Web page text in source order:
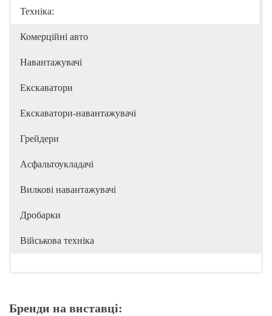
Техніка:
Комерційні авто
Навантажувачі
Екскаватори
Екскаватори-навантажувачі
Грейдери
Асфальтоукладачі
Вилкові навантажувачі
Дробарки
Військова техніка
Бренди на виставці: